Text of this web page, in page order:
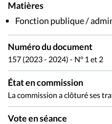
Matières
Fonction publique /
Numéro du document
157 (2023 - 2024) - N° 1 et 2
État en commission
La commission a clôturé ses
Vote en séance